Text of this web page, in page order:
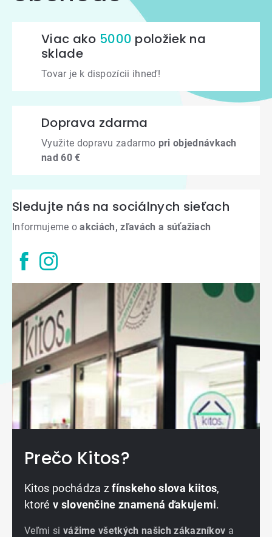
Viac ako 5000 položiek na
sklade
Tovar je k dispozícii ihneď!
Doprava zdarma
Využite dopravu zadarmo pri objednávkach
nad 60 €
Sledujte nás na sociálnych sieťach
Informujeme oakciách, zľavách a súťažiach
Prečo Kitos?
Kitos pochádza zfínskeho slova kiitos,
ktoré v slovenčine znamená ďakujemi.
Veľmi si vážime všetkých našich zákazníkov a